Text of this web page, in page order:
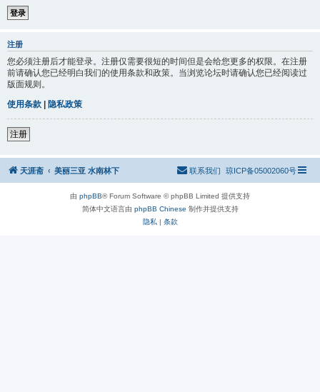
注册
您必须注册后才能登录。注册仅需要很短的时间但是会给您更多的权限。在注册
前请确认您已经明白我们的使用条款和政策。当浏览论坛时请确认您已经阅读过
版面规则。
使用条款 | 隐私政策
注册
天涯斋 美丽三亚 水南林下 琼ICP备05002060号
联系我们
由 phpBB® Forum Software © phpBB Limited 提供支持
简体中文语言由 phpBB Chinese 制作并提供支持
隐私 | 条款